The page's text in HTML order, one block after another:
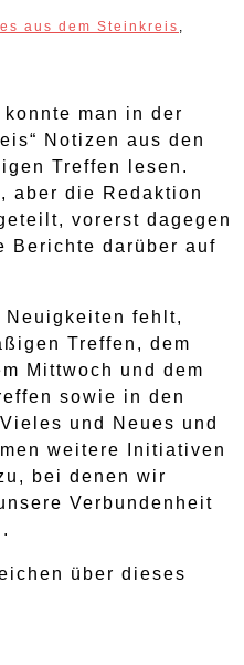
aus dem Steinkreis ,
man in der
Notizen aus den
Treffen lesen.
aber die Redaktion
vorerst dagegen
Berichte darüber auf
Neuigkeiten fehlt,
Treffen, dem
Mittwoch und dem
sowie in den
und Neues und
weitere Initiativen
bei denen wir
Verbundenheit
über dieses